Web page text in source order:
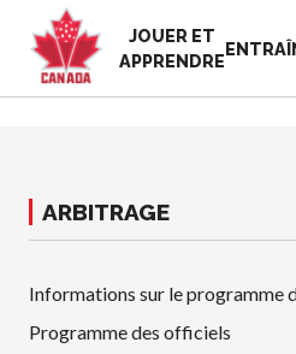
EN
FR
quelque
chose?
Histoire de Pickleball
Accueil
des bénévoles
2025
JOUER ET
APPRENDRE
ARBITRAGE
Informations sur le programme
Programme des officiels